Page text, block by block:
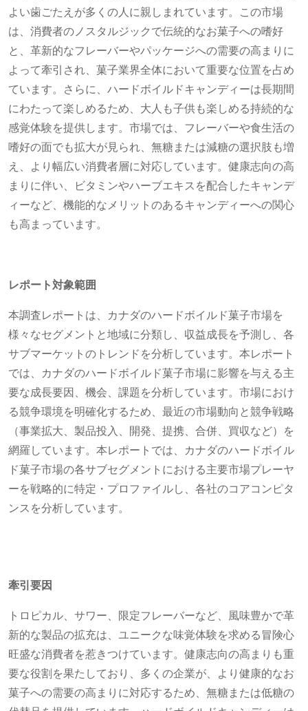
よい歯ごたえが多くの人に親しまれています。この市場
は、消費者のノスタルジックで伝統的なお菓子への嗜好
と、革新的なフレーバーやパッケージへの需要の高まりに
よって牽引され、菓子業界全体において重要な位置を占め
ています。さらに、ハードボイルドキャンディーは長期間
にわたって楽しめるため、大人も子供も楽しめる持続的な
感覚体験を提供します。市場では、フレーバーや食生活の
嗜好の面でも拡大が見られ、無糖または減糖の選択肢も増
え、より幅広い消費者層に対応しています。健康志向の高
まりに伴い、ビタミンやハーブエキスを配合したキャンデ
ィーなど、機能的なメリットのあるキャンディーへの関心
も高まっています。
レポート対象範囲
本調査レポートは、カナダのハードボイルド菓子市場を
様々なセグメントと地域に分類し、収益成長を予測し、各
サブマーケットのトレンドを分析しています。本レポート
では、カナダのハードボイルド菓子市場に影響を与える主
要な成長要因、機会、課題を分析しています。市場におけ
る競争環境を明確化するため、最近の市場動向と競争戦略
（事業拡大、製品投入、開発、提携、合併、買収など）を
網羅しています。本レポートでは、カナダのハードボイル
ド菓子市場の各サブセグメントにおける主要市場プレーヤ
ーを戦略的に特定・プロファイルし、各社のコアコンピタ
ンスを分析しています。
牽引要因
トロピカル、サワー、限定フレーバーなど、風味豊かで革
新的な製品の拡充は、ユニークな味覚体験を求める冒険心
旺盛な消費者を惹きつけています。健康志向の高まりも重
要な役割を果たしており、多くの企業が、より健康的なお
菓子への需要の高まりに対応するため、無糖または低糖の